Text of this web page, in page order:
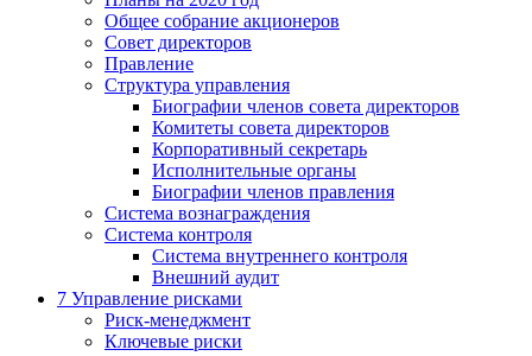
Общее собрание акционеров
Совет директоров
Правление
Структура управления
Биографии членов совета директоров
Комитеты совета директоров
Корпоративный секретарь
Исполнительные органы
Биографии членов правления
Система вознаграждения
Система контроля
Система внутреннего контроля
Внешний аудит
7 Управление рисками
Риск-менеджмент
Ключевые риски